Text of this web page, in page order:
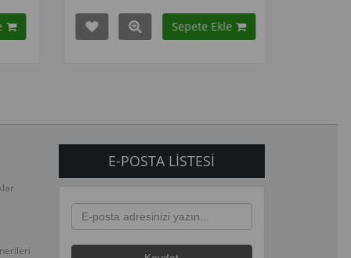
Sepete Ekle
E-POSTA LISTESI